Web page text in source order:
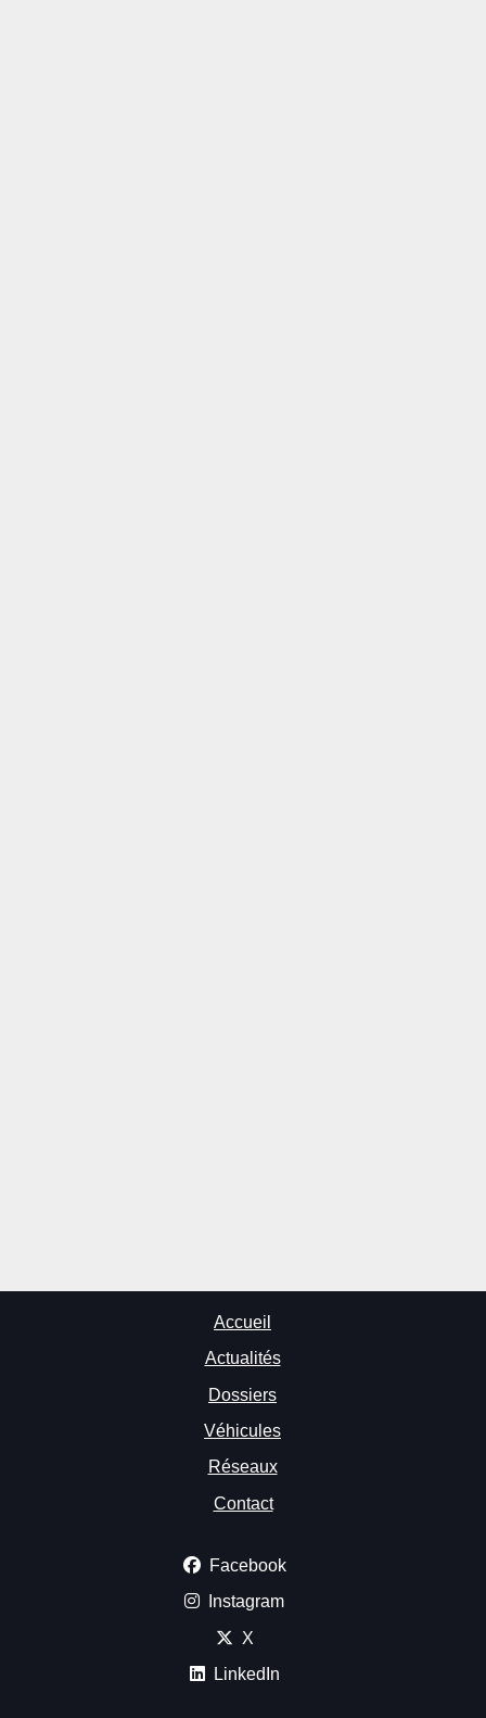
Accueil
Actualités
Dossiers
Véhicules
Réseaux
Contact
Facebook
Instagram
X
LinkedIn